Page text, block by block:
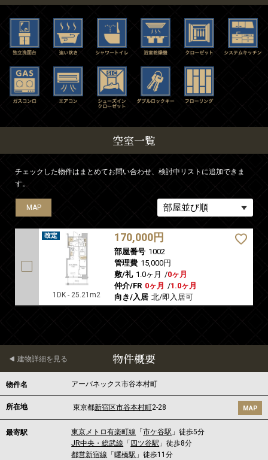
空室一覧
チェックした物件はまとめてお問い合わせ、検討中リストに追加できま
す。
MAP
1DK - 25.21m2
170,000円
部屋番号 1002
管理費 15,000円
敷/礼 1.0ヶ月 /0ヶ月
仲介/FR 0ヶ月 /1.0ヶ月
向き/入居 北/即入居可
物件概要
建物詳細を見る
物件名 アーバネックス市谷本村町
所在地 東京都新宿区市谷本村町2-28 MAP
最寄駅 東京メトロ有楽町線 「市ケ谷駅 」徒歩5分
JR中央・総武線 「 四ツ谷駅 」徒歩8分
都営新宿線 「曙橋駅 」徒歩11分